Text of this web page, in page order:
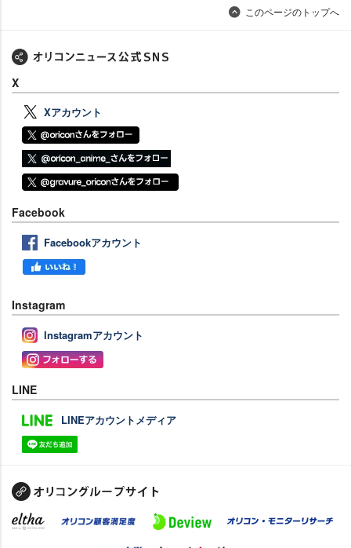
このページのトップへ
X
Xアカウント
Facebook
Facebookアカウント
Instagram
Instagramアカウント
LINE
LINEアカウントメディア